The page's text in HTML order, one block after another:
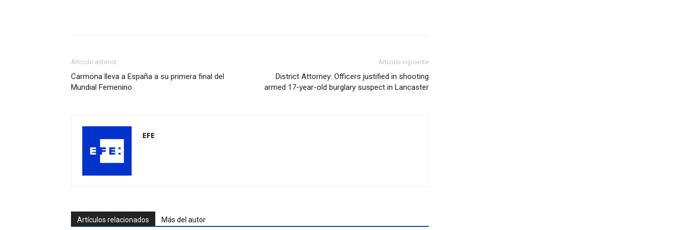
Artículo anterior
Carmona lleva a España a su primera final del
Mundial Femenino
Artículo siguiente
District Attorney: Officers justified in shooting
armed 17-year-old burglary suspect in Lancaster
EFE
Artículos relacionados Más del autor